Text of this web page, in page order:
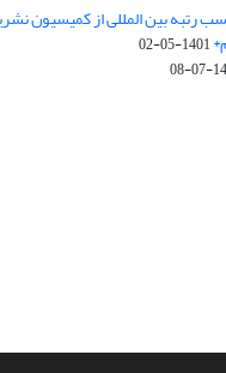
رتبه بین المللی از کمیسیون
1401-05-02